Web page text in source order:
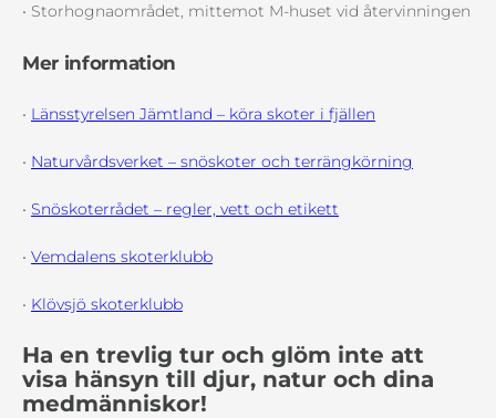
• Storhognaområdet, mittemot M-huset vid återvinningen
Mer information
• Länsstyrelsen Jämtland – köra skoter i fjällen
• Naturvårdsverket – snöskoter och terrängkörning
• Snöskoterrådet – regler, vett och etikett
• Vemdalens skoterklubb
• Klövsjö skoterklubb
Ha en trevlig tur och glöm inte att
visa hänsyn till djur, natur och dina
medmänniskor!